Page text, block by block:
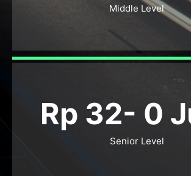
Middle Level
Rp 32- 0
Senior Level